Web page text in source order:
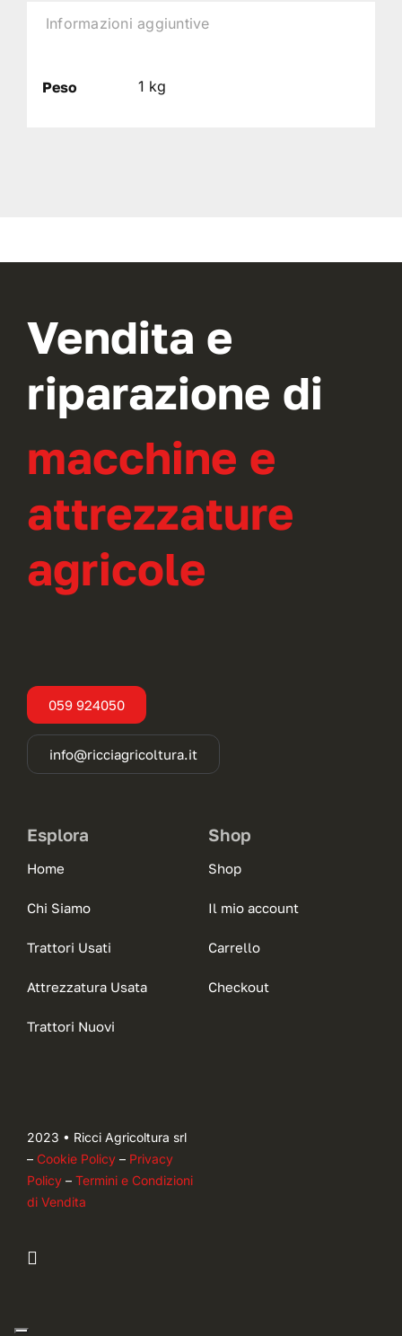
Informazioni aggiuntive
Peso 1 kg
Vendita e
riparazione di
macchine e
attrezzature
agricole
059 924050
info@ricciagricoltura.it
Esplora
Home
Chi Siamo
Trattori Usati
Attrezzatura Usata
Trattori Nuovi
Shop
Shop
Il mio account
Carrello
Checkout
2023 • Ricci Agricoltura srl
– Cookie Policy– Privacy
Policy– Termini e Condizioni
di Vendita